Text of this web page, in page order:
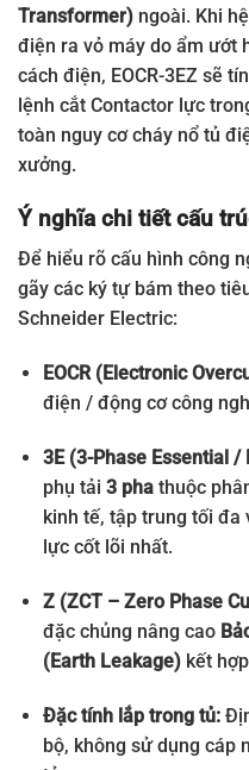
Transformer) ngoài. Khi
điện ra vỏ máy do ẩm ướt
cách điện, EOCR-3EZ sẽ
lệnh cắt Contactor lực
toàn nguy cơ cháy nổ tủ
xưởng.
Ý nghĩa chi tiết cấu
Để hiểu rõ cấu hình công
gãy các ký tự bám theo
Schneider Electric:
EOCR (Electronic
điện / động cơ công
3E (3-Phase Essential /
phụ tải 3 phathuộc
kinh tế, tập trung tối đa
lực cốt lõi nhất.
Z (ZCT – Zero Phase
đặc chủng nâng cao
(Earth Leakage)kết
Đặc tính lắp trong tủ:
bộ, không sử dụng cáp